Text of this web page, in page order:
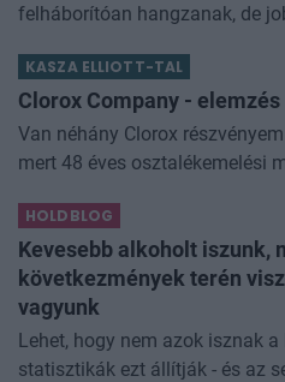
felháborítóan hangzanak, de
némi kellemetlenséggel is
KASZA ELLIOTT-TAL
Clorox Company - elemzés
Van néhány Clorox
mert 48 éves osztalékemelési
dividend king-et. Azt
HOLDBLOG
Kevesebb alkoholt iszunk,
következmények terén
vagyunk
Lehet, hogy nem azok isznak
statisztikák ezt állítják - és az